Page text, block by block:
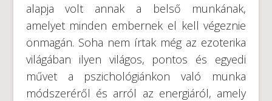
alapja volt annak a belső munkának,
amelyet minden embernek el kell végeznie
önmagán. Soha nem írtak még az ezoterika
világában ilyen világos, pontos és egyedi
művet a pszichológiánkon való munka
módszeréről és arról az energiáról, amely